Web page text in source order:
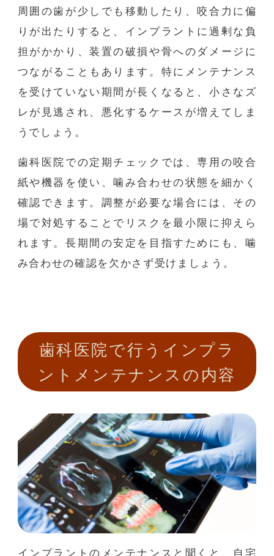
周囲の歯が少しでも移動したり、咬合力に偏
りが出たりすると、インプラントに過剰な負
担がかかり、装置の破損や骨へのダメージに
つながることもあります。特にメンテナンス
を受けていない期間が長くなると、小さなズ
レが見逃され、悪化するケースが増えてしま
うでしょう。
歯科医院での定期チェックでは、専用の咬合
紙や機器を使い、噛み合わせの状態を細かく
確認できます。調整が必要な場合には、その
場で対処することでリスクを最小限に抑えら
れます。長期間の安定を目指すためにも、噛
み合わせの確認を欠かさず受けましょう。
歯科医院で行うインプラ
ントメンテナンスの内容
インプラントのメンテナンスと聞くと、自宅